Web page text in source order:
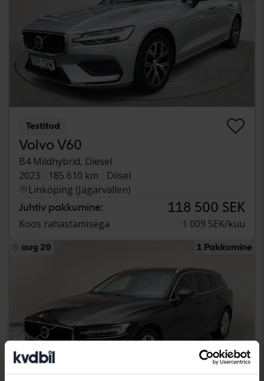
Testitud
Volvo V60
B4 Mildhybrid, Diesel
2023
185 610 km
Diisel
Linköping (Jägarvallen)
Juhtiv pakkumine: 118 500 SEK
Koos rahastamisega 1 009 SEK/kuu
aug 20 1 Pakkumine